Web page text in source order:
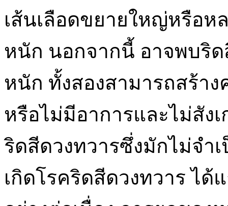
เส้นเลือดขยายใหญ่หรือห
หนัก นอกจากนี้ อาจพบริ
หนัก ทั้งสองสามารถสร้า
หรือไม่มีอาการและไม่สัง
ริดสีดวงทวารซึ่งมักไม่จำ
เกิดโรคริดสีดวงทวาร ได้